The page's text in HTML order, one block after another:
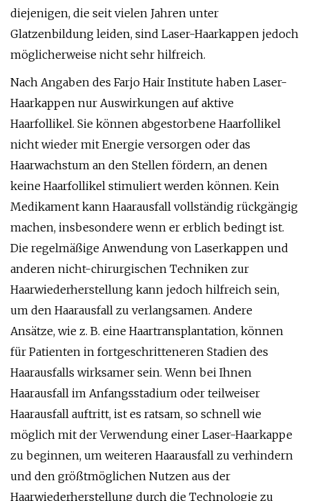
diejenigen, die seit vielen Jahren unter
Glatzenbildung leiden, sind Laser-Haarkappen jedoch
möglicherweise nicht sehr hilfreich.
Nach Angaben des Farjo Hair Institute haben Laser-
Haarkappen nur Auswirkungen auf aktive
Haarfollikel. Sie können abgestorbene Haarfollikel
nicht wieder mit Energie versorgen oder das
Haarwachstum an den Stellen fördern, an denen
keine Haarfollikel stimuliert werden können. Kein
Medikament kann Haarausfall vollständig rückgängig
machen, insbesondere wenn er erblich bedingt ist.
Die regelmäßige Anwendung von Laserkappen und
anderen nicht-chirurgischen Techniken zur
Haarwiederherstellung kann jedoch hilfreich sein,
um den Haarausfall zu verlangsamen. Andere
Ansätze, wie z. B. eine Haartransplantation, können
für Patienten in fortgeschritteneren Stadien des
Haarausfalls wirksamer sein. Wenn bei Ihnen
Haarausfall im Anfangsstadium oder teilweiser
Haarausfall auftritt, ist es ratsam, so schnell wie
möglich mit der Verwendung einer Laser-Haarkappe
zu beginnen, um weiteren Haarausfall zu verhindern
und den größtmöglichen Nutzen aus der
Haarwiederherstellung durch die Technologie zu